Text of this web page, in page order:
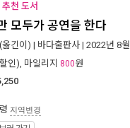
천 도서
모두가 공연을 한다
(옮긴이) | 바다출판사 | 2022년 8월
할인), 마일리지 800원
지역변경